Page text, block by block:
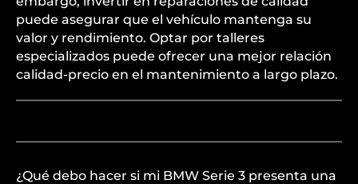
puede asegurar que el vehículo mantenga su
valor y rendimiento. Optar por talleres
especializados puede ofrecer una mejor relación
calidad-precio en el mantenimiento a largo plazo.
¿Qué debo hacer si mi BMW Serie 3 presenta una